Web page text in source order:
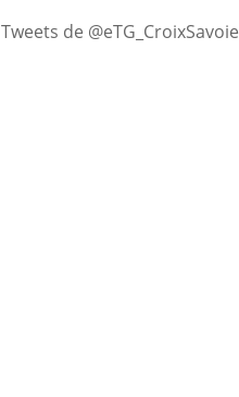
Tweets de @eTG_CroixSavoie